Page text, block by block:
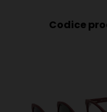
Codice